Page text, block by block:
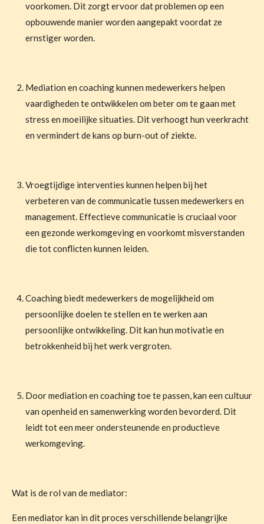
voorkomen. Dit zorgt ervoor dat problemen op een
opbouwende manier worden aangepakt voordat ze
ernstiger worden.
Mediation en coaching kunnen medewerkers helpen
vaardigheden te ontwikkelen om beter om te gaan met
stress en moeilijke situaties. Dit verhoogt hun veerkracht
en vermindert de kans op burn-out of ziekte.
Vroegtijdige interventies kunnen helpen bij het
verbeteren van de communicatie tussen medewerkers en
management. Effectieve communicatie is cruciaal voor
een gezonde werkomgeving en voorkomt misverstanden
die tot conflicten kunnen leiden.
Coaching biedt medewerkers de mogelijkheid om
persoonlijke doelen te stellen en te werken aan
persoonlijke ontwikkeling. Dit kan hun motivatie en
betrokkenheid bij het werk vergroten.
Door mediation en coaching toe te passen, kan een cultuur
van openheid en samenwerking worden bevorderd. Dit
leidt tot een meer ondersteunende en productieve
werkomgeving.
Wat is de rol van de mediator:
Een mediator kan in dit proces verschillende belangrijke